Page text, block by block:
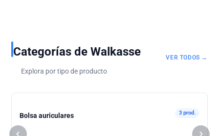
Categorías de Walkasse
Explora por tipo de producto
VER TODOS →
Bolsa auriculares 3 prod.